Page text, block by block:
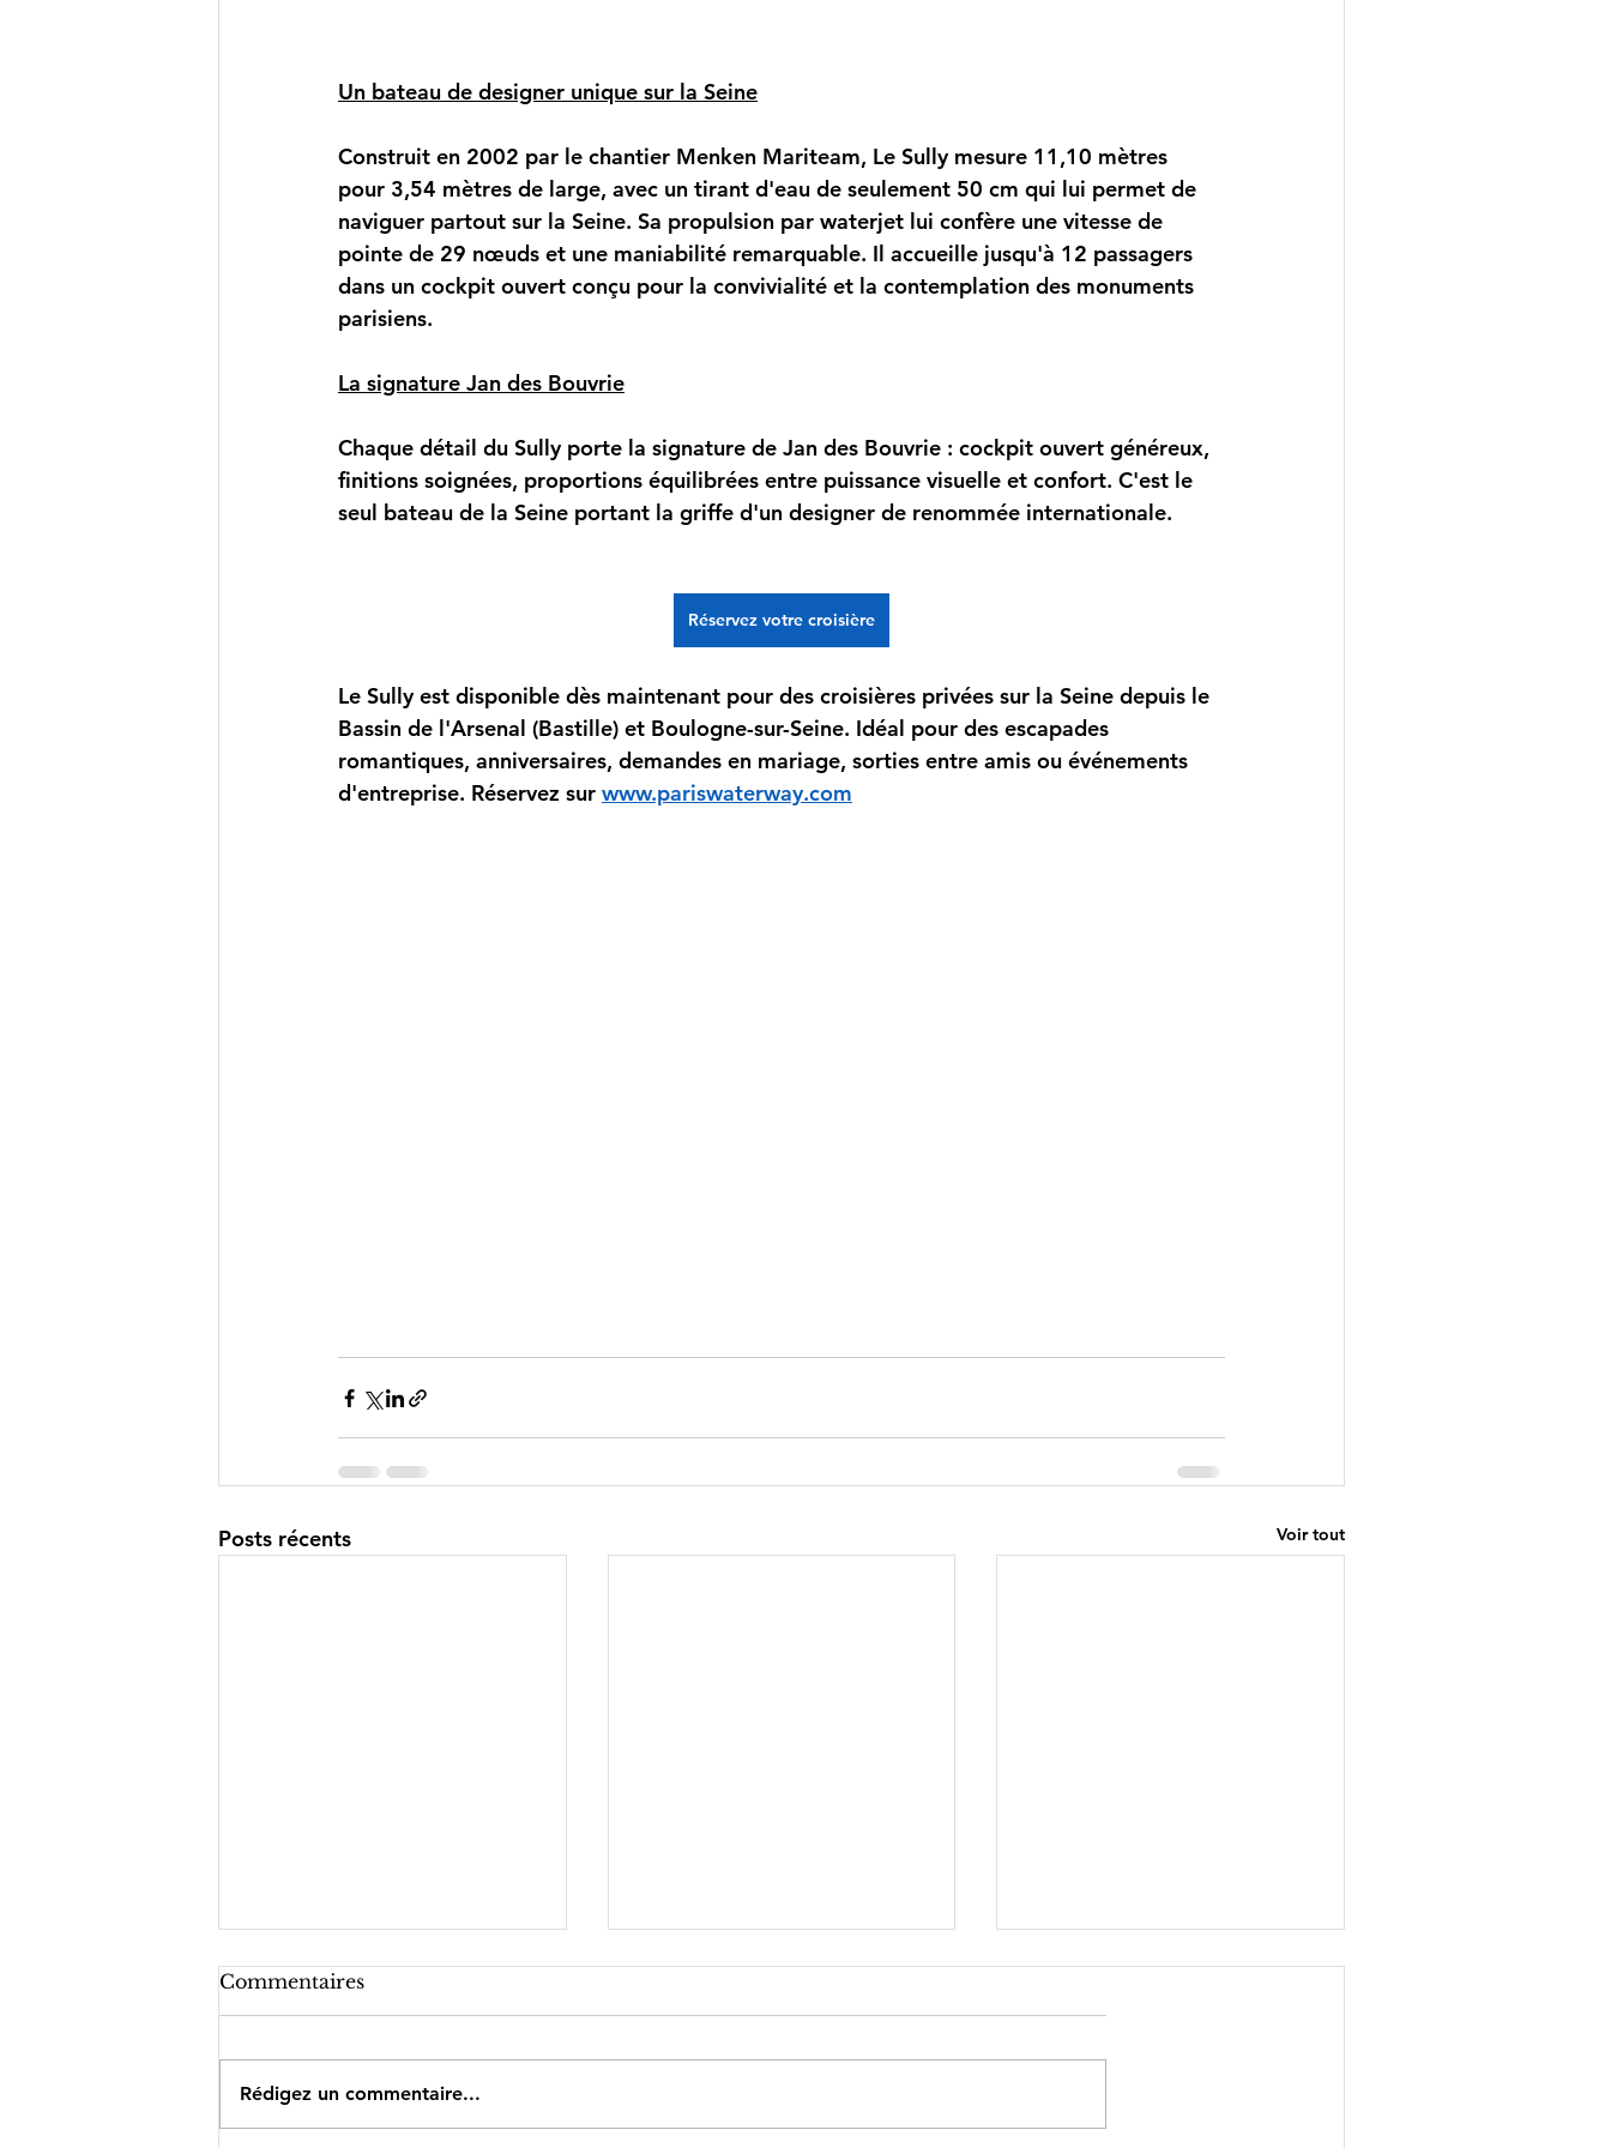
Un bateau de designer unique sur la Seine
Construit en 2002 par le chantier Menken Mariteam, Le Sully mesure 11,10 mètres
pour 3,54 mètres de large, avec un tirant d'eau de seulement 50 cm qui lui permet de
naviguer partout sur la Seine. Sa propulsion par waterjet lui confère une vitesse de
pointe de 29 nœuds et une maniabilité remarquable. Il accueille jusqu'à 12 passagers
dans un cockpit ouvert conçu pour la convivialité et la contemplation des monuments
parisiens.
La signature Jan des Bouvrie
Chaque détail du Sully porte la signature de Jan des Bouvrie : cockpit ouvert généreux,
finitions soignées, proportions équilibrées entre puissance visuelle et confort. C'est le
seul bateau de la Seine portant la griffe d'un designer de renommée internationale.
Réservez votre croisière
Le Sully est disponible dès maintenant pour des croisières privées sur la Seine depuis le
Bassin de l'Arsenal (Bastille) et Boulogne-sur-Seine. Idéal pour des escapades
romantiques, anniversaires, demandes en mariage, sorties entre amis ou événements
d'entreprise. Réservez sur www.pariswaterway.com
Posts récents Voir tout
Commentaires
Rédigez un commentaire...